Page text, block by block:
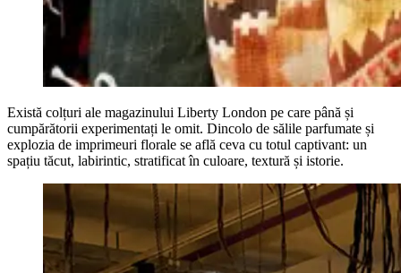
Există colțuri ale magazinului Liberty London pe care până și
cumpărătorii experimentați le omit. Dincolo de sălile parfumate și
explozia de imprimeuri florale se află ceva cu totul captivant: un
spațiu tăcut, labirintic, stratificat în culoare, textură și istorie.